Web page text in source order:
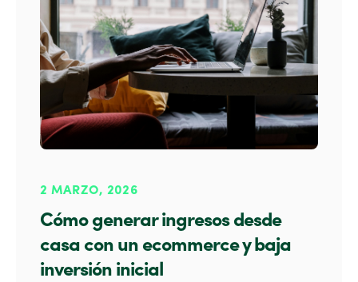
2 MARZO, 2026
Cómo generar ingresos desde
casa con un ecommerce y baja
inversión inicial